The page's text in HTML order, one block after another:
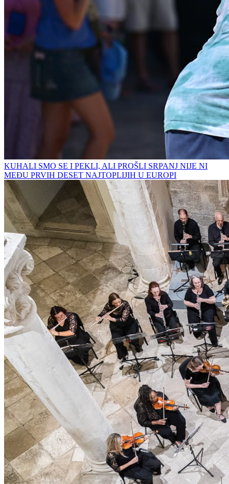
KUHALI SMO SE I PEKLI, ALI PROŠLI SRPANJ NIJE NI
MEĐU PRVIH DESET NAJTOPLIJIH U EUROPI